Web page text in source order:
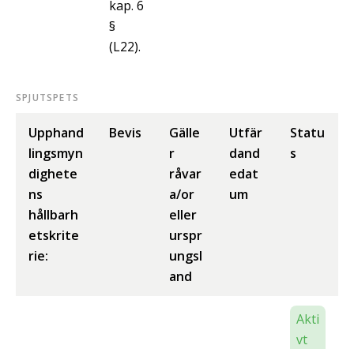
kap. 6
§
(L22).
SPJUTSPETS
Upphand
lingsmyn
dighete
ns
hållbarh
etskrite
rie:
Bevis
Gälle
r
råvar
a/or
eller
urspr
ungsl
and
Utfär
dand
edat
um
Statu
s
Akti
vt